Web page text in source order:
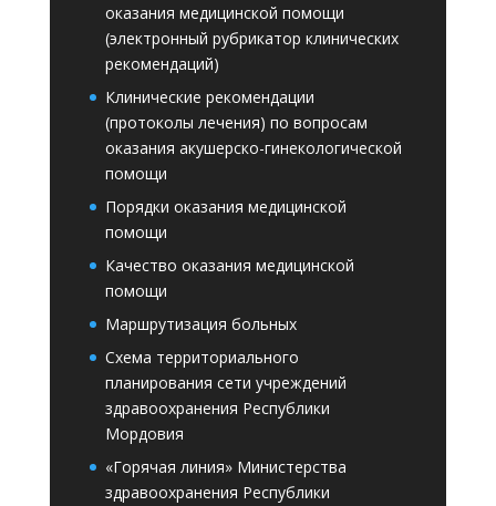
оказания медицинской помощи
(электронный рубрикатор клинических
рекомендаций)
Клинические рекомендации
(протоколы лечения) по вопросам
оказания акушерско-гинекологической
помощи
Порядки оказания медицинской
помощи
Качество оказания медицинской
помощи
Маршрутизация больных
Схема территориального
планирования сети учреждений
здравоохранения Республики
Мордовия
«Горячая линия» Министерства
здравоохранения Республики